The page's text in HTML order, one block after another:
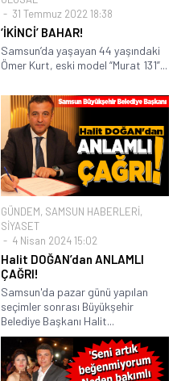
31 Temmuz 2022 18:38
‘İKİNCİ’ BAHAR!
Samsun’da yaşayan 44 yaşındaki
Ömer Kurt, eski model “Murat 131”...
GÜNDEM, SAMSUN HABERLERİ,
SİYASET
4 Nisan 2024 15:02
Halit DOĞAN’dan ANLAMLI
ÇAĞRI!
Samsun'da pazar günü yapılan
seçimler sonrası Büyükşehir
Belediye Başkanı Halit...